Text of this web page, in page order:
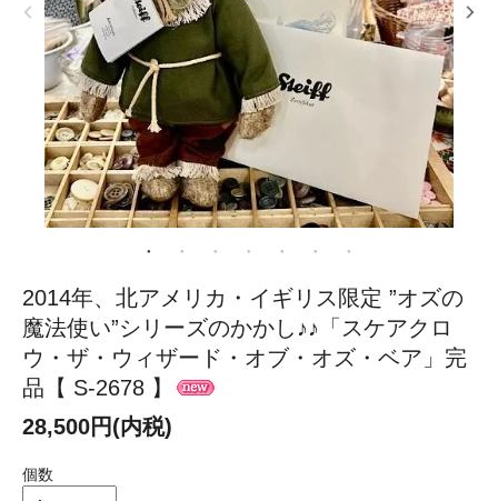
2014年、北アメリカ・イギリス限定 ”オズの
魔法使い”シリーズのかかし♪♪「スケアクロ
ウ・ザ・ウィザード・オブ・オズ・ベア」完
品【 S-2678 】
28,500円(内税)
個数